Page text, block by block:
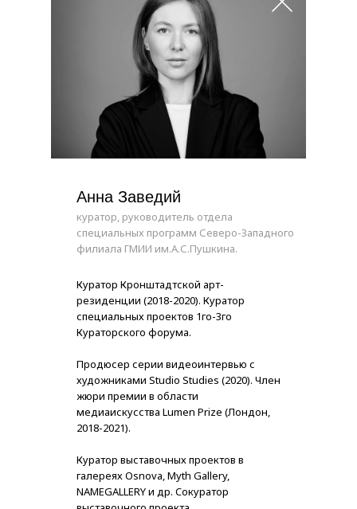
Анна Заведий
куратор, руководитель отдела
специальных программ Северо-Западного
филиала ГМИИ им.А.С.Пушкина.
Куратор Кронштадтской арт-
резиденции (2018-2020). Куратор
специальных проектов 1го-3го
Кураторского форума.
Продюсер серии видеоинтервью с
художниками Studio Studies (2020). Член
жюри премии в области
медиаискусства Lumen Prize (Лондон,
2018-2021).
Куратор выставочных проектов в
галереях Osnova, Myth Gallery,
NAMEGALLERY и др. Cокуратор